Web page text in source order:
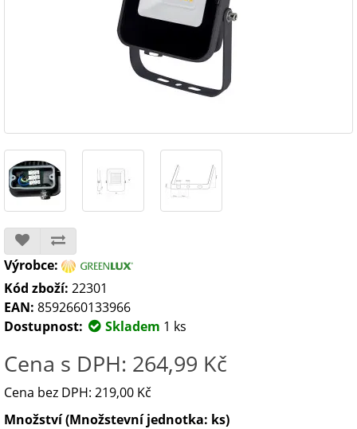
Výrobce:
Kód zboží: 22301
EAN: 8592660133966
Dostupnost:
Skladem 1 ks
Cena s DPH: 264,99 Kč
Cena bez DPH: 219,00 Kč
Množství (Množstevní jednotka: ks)